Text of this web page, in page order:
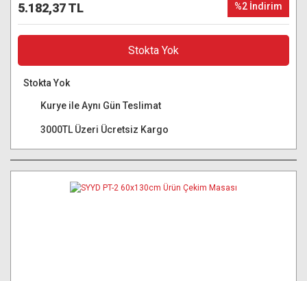
5.182,37 TL
%2 İndirim
Stokta Yok
Stokta Yok
Kurye ile Aynı Gün Teslimat
3000TL Üzeri Ücretsiz Kargo